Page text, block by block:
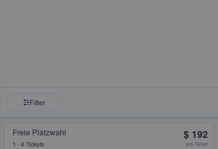
Filter
Freie Platzwahl
1 - 4 Tickets
$ 192
pro Ticket